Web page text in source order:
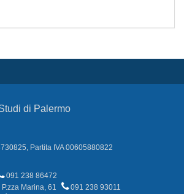
di Palermo
Partita IVA 00605880822
091 238 86472
Marina, 61
091 238 93011